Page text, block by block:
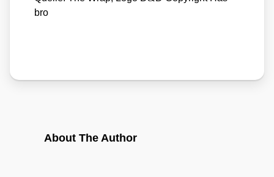
bro
About The Author